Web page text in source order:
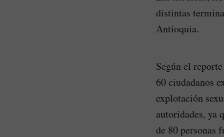
distintas
Antioquia.
Según el
60 ciudadanos
explotación
autoridades, ya
de 80 personas